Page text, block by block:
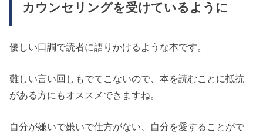
カウンセリングを受けているように
優しい口調で読者に語りかけるような本です。
難しい言い回しもでてこないので、本を読むことに抵抗
がある方にもオススメできますね。
自分が嫌いで嫌いで仕方がない、自分を愛することがで